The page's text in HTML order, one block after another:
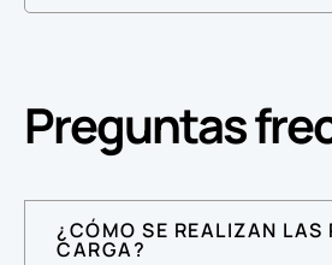
Preguntas
¿CÓMO SE REALIZAN LAS
CARGA?